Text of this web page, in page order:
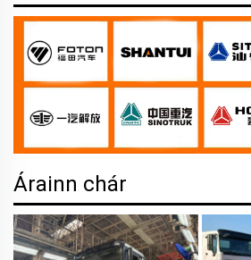
Árainn chár